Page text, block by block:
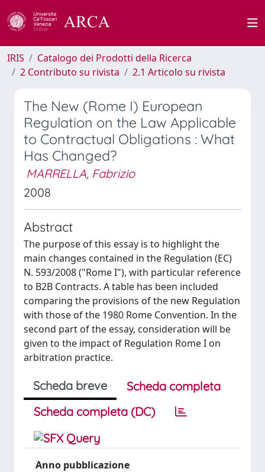
IRIS
Catalogo dei Prodotti della Ricerca
2 Contributo su rivista
2.1 Articolo su rivista
The New (Rome I) European
Regulation on the Law Applicable
to Contractual Obligations : What
Has Changed?
MARRELLA, Fabrizio
2008
Abstract
The purpose of this essay is to highlight the
main changes contained in the Regulation (EC)
N. 593/2008 ("Rome I"), with particular reference
to B2B Contracts. A table has been included
comparing the provisions of the new Regulation
with those of the 1980 Rome Convention. In the
second part of the essay, consideration will be
given to the impact of Regulation Rome I on
arbitration practice.
Scheda breve
Scheda completa
Scheda completa (DC)
Anno pubblicazione